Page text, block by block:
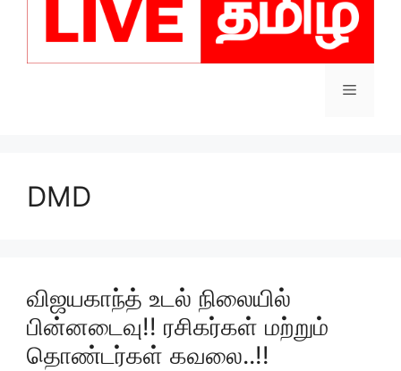
Menu
DMD
விஜயகாந்த் உடல் நிலையில்
பின்னடைவு!! ரசிகர்கள் மற்றும்
தொண்டர்கள் கவலை..!!